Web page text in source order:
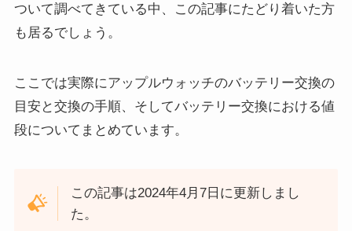
ついて調べてきている中、この記事にたどり着いた方
も居るでしょう。
ここでは実際にアップルウォッチのバッテリー交換の
目安と交換の手順、そしてバッテリー交換における値
段についてまとめています。
この記事は2024年4月7日に更新しまし
た。